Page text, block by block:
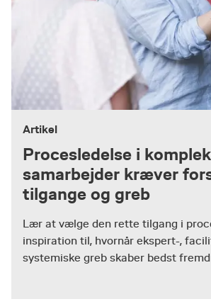
Artikel
Procesledelse i
samarbejder kræver
tilgange og greb
Lær at vælge den rette tilgang i
inspiration til, hvornår ekspert-,
systemiske greb skaber bedst